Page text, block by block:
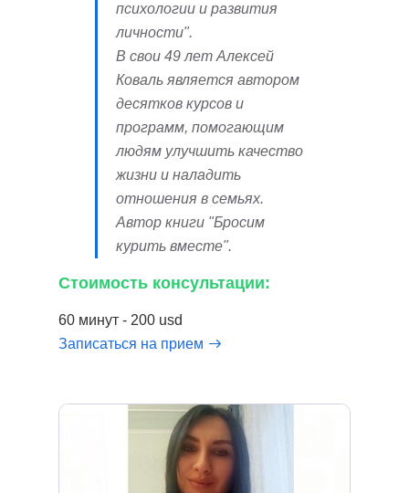
психологии и развития
личности".
В свои 49 лет Алексей
Коваль является автором
десятков курсов и
программ, помогающим
людям улучшить качество
жизни и наладить
отношения в семьях.
Автор книги "Бросим
курить вместе".
Стоимость консультации:
60 минут - 200 usd
Записаться на прием